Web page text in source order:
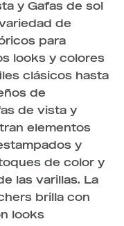
y Gafas de sol
de
para
looks y colores
clásicos hasta
de
de vista y
elementos
y
de color y
las varillas. La
brilla con
looks